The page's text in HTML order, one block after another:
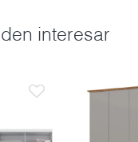
interesar